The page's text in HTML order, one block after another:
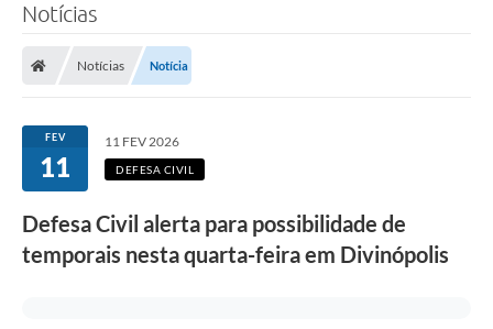
Notícias
Notícias Notícia
FEV
11
11 FEV 2026
DEFESA CIVIL
Defesa Civil alerta para possibilidade de
temporais nesta quarta-feira em Divinópolis